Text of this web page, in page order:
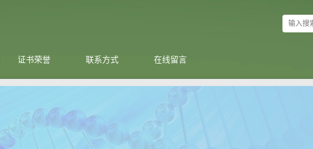
证书荣誉 联系方式 在线留言